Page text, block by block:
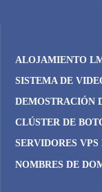
ALOJAMIENTO
SISTEMA DE
DEMOSTRACIÓN
CLÚSTER DE
SERVIDORES
NOMBRES DE